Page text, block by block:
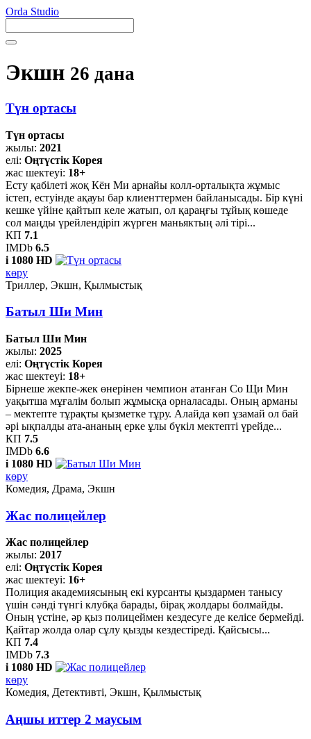
Orda Studio
Экшн 26 дана
Түн ортасы
Түн ортасы
жылы: 2021
елі: Оңтүстік Корея
жас шектеуі: 18+
Есту қабілеті жоқ Кён Ми арнайы колл-орталықта жұмыс
істеп, естуінде ақауы бар клиенттермен байланысады. Бір күні
кешке үйіне қайтып келе жатып, ол қараңғы тұйық көшеде
сол маңды үрейлендіріп жүрген маньяктың әлі тірі...
КП 7.1
IMDb 6.5
i 1080 HD
көру
Триллер, Экшн, Қылмыстық
Батыл Ши Мин
Батыл Ши Мин
жылы: 2025
елі: Оңтүстік Корея
жас шектеуі: 18+
Бірнеше жекпе-жек өнерінен чемпион атанған Со Щи Мин
уақытша мұғалім болып жұмысқа орналасады. Оның арманы
– мектепте тұрақты қызметке тұру. Алайда көп ұзамай ол бай
әрі ықпалды ата-ананың ерке ұлы бүкіл мектепті үрейде...
КП 7.5
IMDb 6.6
i 1080 HD
көру
Комедия, Драма, Экшн
Жас полицейлер
Жас полицейлер
жылы: 2017
елі: Оңтүстік Корея
жас шектеуі: 16+
Полиция академиясының екі курсанты қыздармен танысу
үшін сәнді түнгі клубқа барады, бірақ жолдары болмайды.
Оның үстіне, әр қыз полицеймен кездесуге де келісе бермейді.
Қайтар жолда олар сұлу қызды кездестіреді. Қайсысы...
КП 7.4
IMDb 7.3
i 1080 HD
көру
Комедия, Детективті, Экшн, Қылмыстық
Аңшы иттер 2 маусым